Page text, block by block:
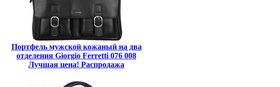
Портфель мужской кожаный на два
отделения Giorgio Ferretti 076 008
Лучшая цена! Распродажа